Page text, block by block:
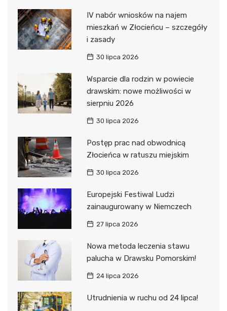
IV nabór wniosków na najem
mieszkań w Złocieńcu – szczegóły
i zasady
30 lipca 2026
Wsparcie dla rodzin w powiecie
drawskim: nowe możliwości w
sierpniu 2026
30 lipca 2026
Postęp prac nad obwodnicą
Złocieńca w ratuszu miejskim
30 lipca 2026
Europejski Festiwal Ludzi
zainaugurowany w Niemczech
27 lipca 2026
Nowa metoda leczenia stawu
palucha w Drawsku Pomorskim!
24 lipca 2026
Utrudnienia w ruchu od 24 lipca!